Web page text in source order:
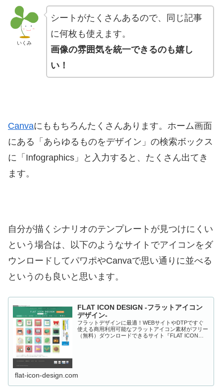
いくみ
シートがたくさんあるので、同じ記事
に何枚も使えます。
画像の雰囲気を統一できるのも嬉し
い！
Canvaにももちろんたくさんあります。ホーム画面
にある「あらゆるものをデザイン」の検索ボックス
に「Infographics」と入力すると、たくさん出てき
ます。
自分が描くシナリオのテンプレートが見つけにくい
という場合は、以下のようなサイトでアイコンをダ
ウンロードしてパワポやCanvaで思い通りに並べる
というのも良いと思います。
FLAT ICON DESIGN -フラットアイコン
デザイン-
フラットデザインに最適！WEBサイトやDTPですぐ
使える商用利用可能なフラットアイコン素材がフリー
（無料）ダウンロードできるサイト『FLAT ICON
flat-icon-design.com